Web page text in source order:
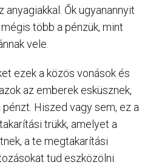
Ők ugyanannyit
több a pénzük, mint
vele.
ezek a közös vonások és
az emberek esküsznek,
Hiszed vagy sem, ez a
trükk, amelyet a
a te megtakarítási
tud eszközölni.